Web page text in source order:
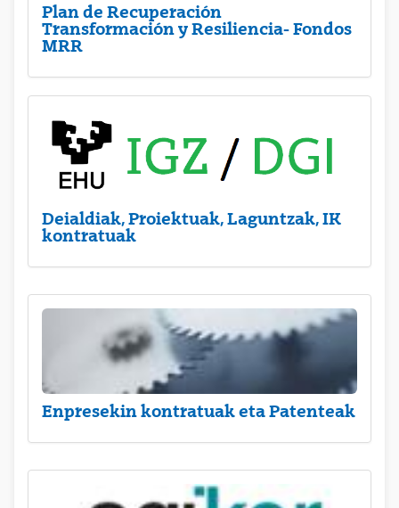
Plan de Recuperación
Transformación y Resiliencia- Fondos
MRR
Deialdiak, Proiektuak, Laguntzak, IK
kontratuak
Enpresekin kontratuak eta Patenteak